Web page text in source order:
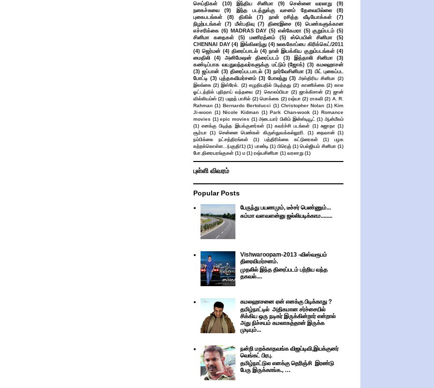
செய்திகள்
(10) இந்திய சினிமா (9) சென்னை வரலாறு
(9)
நகைச்சுவை
(9) இந்த படத்துக்கு வசனம் தேவையில்லை
(8)
புகைபடங்கள்
(8) திகில் (7) நான் ரசித்த வீடியோக்கள்
(7)
நிழற்படங்கள் (7) மீள்பதிவு (7) திரைஇசை (6)
பெண்களுக்கான
எச்சரிக்கை (6) MADRAS DAY (5) என்கேமரா (5) குறும்படம் (5)
சினிமா கதைகள்
(5) மணிரத்னம் (5) ஸ்பெயின் சினிமா
(5)
CHENNAI DAY (4) இங்கிலாந்து (4) உலககோப்பை கிரிக்கெட்/2011
(4) ஜெர்மன் (4) திரைப்பாடல் (4) நான் இயக்கிய குறும்படங்கள் (4)
மைதிலி
(4) அனிமேஷன் திரைப்படம் (3) இத்தாலி சினிமா
(3)
கண்டிப்பாக வயதுவந்தவர்களுக்கு மட்டும் (ஜோக்) (3) கமலஹாசன்
(3) ஜப்பான் (3) திரைப்படபாடல் (3) நார்வேசினிமா (3) பிட் புகைப்பட
போட்டி (3) புத்தகவிமர்சனம் (3) போலந்து (3) அஸ்திரிய சினிமா (2)
இலங்கை (2) இஸ்ரேல். (2) எழுதியதில் பிடித்தது (2) காணிக்கை (2) கால
ஓட்டத்தில் புதிதாய் வந்தவை (2) கொலம்பியா (2) ஜாக்கிசான் (2) ஜான்
வில்லியம்ஸ் (2) பஹத் பாசில் (2) மொக்கை (2) ரஷ்யா (2) ராகவி (2) A. R.
Rahman (1) Bernardo Bertolucci (1) Christopher Nolan (1) Kim
Ji-woon (1) Nicole Kidman (1) Park Chan-wook (1) Romance
movies (1) epic movies (1) அடையார் பிலிம் இன்ஸ்டியூட் (1) ஆன்மீகம்
(1) எனக்கு பிடித்த இயக்குனர்கள் (1) கவர்ச்சி படங்கள் (1) சுஜாதா (1)
சூர்யா (1) சென்னை பெண்கள் கிருஸ்துவக்கல்லூரி. (1) தைவான் (1)
நம்பிக்கை நட்சத்திரங்கள்
(1) பத்திரிக்கை கட்டுரைகள் (1)
பழக
கற்றக்கொள்ள...(பகுதி/1) (1) பாண்டி (1) பிரெஞ் (1) பெல்ஜியம் சினிமா (1)
போ.திரையரங்குகள் (1) ம (1) ரஷ்யசினிமா (1) வரலாறு (1)
புள்ளி விவரம்
Popular Posts
பேருந்து பயணமும், டீச்சர் பெண்ணும்...
சும்மா வளவளன்னு ஜல்லியடிக்காம........
Vishwaroopam-2013 -விஸ்வரூபம்
திரைவிமர்சனம்.
முதலில் இந்த திரைப்படம் பற்றிய வந்த
தகவல்....
கமலஹாசனை ஏன் எனக்கு பிடிக்காது ?
தமிழ்நாட்டில் அதிகமான சர்ச்சையில்
சிக்கிய ஒரு நடிகர் இருக்கின்றார் என்றால்
அது நிச்சயம் கமலாகத்தான் இருக்க
முடியும்...
நன்றி மறக்காதவங்க விஜய்டிவி,இயக்குனர்
வெங்கட் பிரபு.
தமிழ்நாட்டுல எனக்கு தெரிஞ்சி இரண்டு
பேரு இருக்காங்க., …